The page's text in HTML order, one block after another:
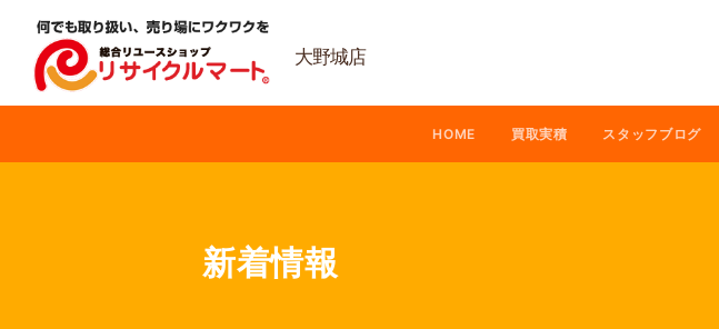
大野城店
HOME 買取実積 スタッフブログ
新着情報